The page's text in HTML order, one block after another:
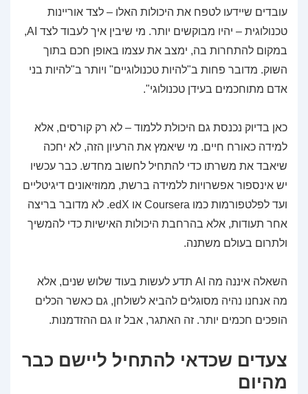
עובדים שיידעו לטפח את היכולות האלו – לצד אוריינות
טכנולוגית – יהיו מבוקשים יותר. מי שיבין איך לעבוד לצד AI,
במקום להתחרות בה, ימצב את עצמו באופן חכם בתוך
השוק. מדובר פחות ב"להיות טכנולוגיים" ויותר ב"להיות בני
אדם מתוחכמים בעידן טכנולוגי".
כאן בדיוק נכנסת גם היכולת ללמוד – לא רק קורסים, אלא
למידה כאורח חיים. מי שיאמץ את הרעיון הזה, לא יחכה
שיאבד את משרתו כדי להתחיל לחשוב מחדש. כבר עכשיו
יש אינספור אפשרויות ללמידה ברשת, ממוזיאונים דיגיטליים
ועד לפלטפורמות כמו Coursera או edX. לא מדובר בריצה
אחר תעודות, אלא בהרחבת היכולות האישיות כדי להמשיך
ולתרום בעולם משתנה.
השאלה איננה מה AI תדע לעשות בעוד שלוש שנים, אלא
מה אנחנו נהיה מסוגלים להביא לשולחן, גם כאשר הכלים
הופכים חכמים יותר. זה האתגר, אבל זו גם ההזדמנות.
צעדים שכדאי להתחיל ליישם כבר
מהיום